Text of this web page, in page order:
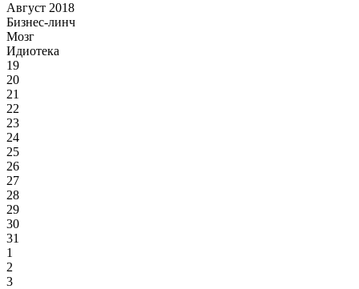
Август 2018
Бизнес-линч
Мозг
Идиотека
19
20
21
22
23
24
25
26
27
28
29
30
31
1
2
3